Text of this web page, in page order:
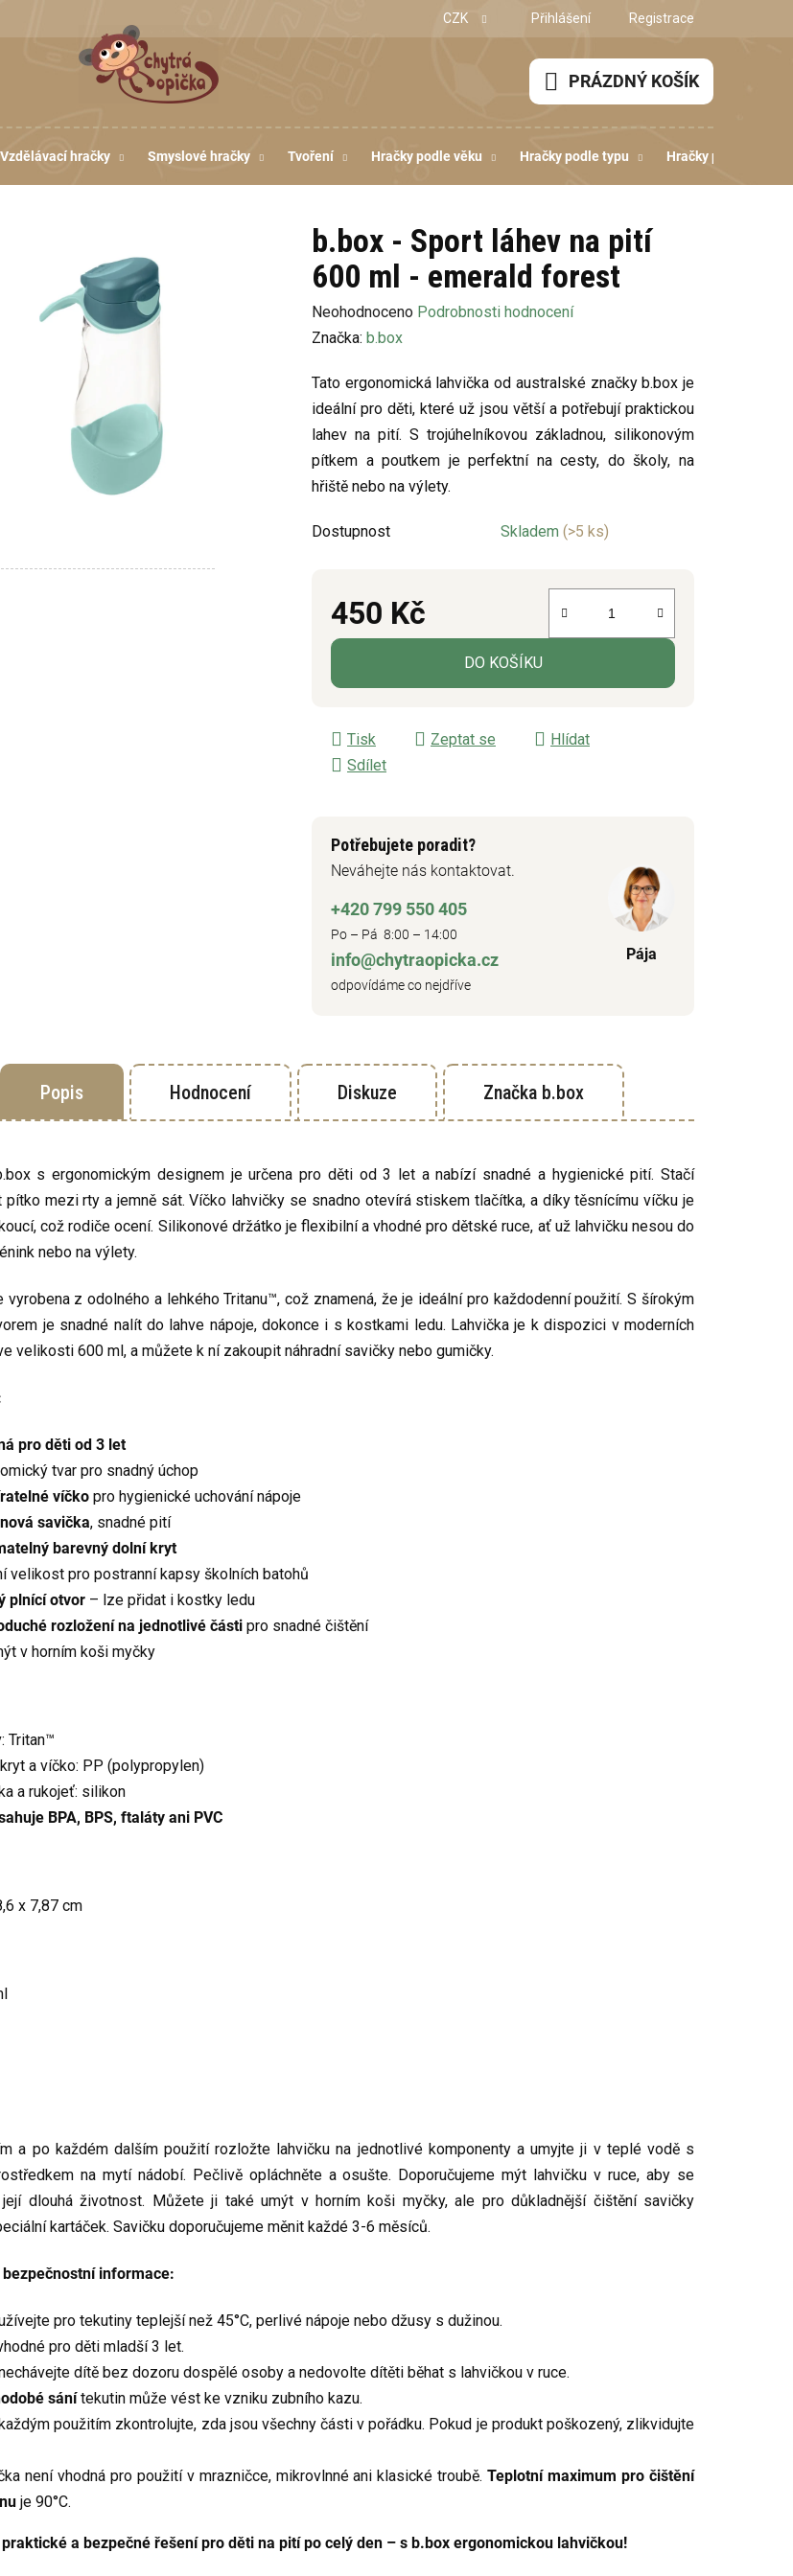
CZK Přihlášení Registrace
NÁKUPNÍ
KOŠÍK
PRÁZDNÝ KOŠÍK
Vzdělávací hračky Smyslové hračky Tvoření Hračky podle věku Hračky podle typu Hračky podle
b.box - Sport láhev na pití
600 ml - emerald forest
Průměrné
hodnocení
je
0,0
z
5
hvězdiček.
Neohodnoceno Podrobnosti hodnocení
Značka: b.box
Tato ergonomická lahvička od australské značky b.box je
ideální pro děti, které už jsou větší a potřebují praktickou
lahev na pití. S trojúhelníkovou základnou, silikonovým
pítkem a poutkem je perfektní na cesty, do školy, na
hřiště nebo na výlety.
Dostupnost Skladem (>5 ks)
450 Kč
Měrná cena:
DO KOŠÍKU
Tisk Zeptat se
Hlídat
Sdílet
Potřebujete poradit?
Neváhejte nás kontaktovat.
+420 799 550 405
Po – Pá 8:00 – 14:00
info@chytraopicka.cz
odpovídáme co nejdříve
Pája
Popis Hodnocení Diskuze Značkab.box
s ergonomickým designem je určena pro děti od 3 let a nabízí snadné a hygienické pití. Stačí
pítko mezi rty a jemně sát. Víčko lahvičky se snadno otevírá stiskem tlačítka, a díky těsnícímu víčku je
což rodiče ocení. Silikonové držátko je flexibilní a vhodné pro dětské ruce, ať už lahvičku nesou do
nebo na výlety.
vyrobena z odolného a lehkého Tritanu™, což znamená, že je ideální pro každodenní použití. S šírokým
je snadné nalít do lahve nápoje, dokonce i s kostkami ledu. Lahvička je k dispozici v moderních
velikosti 600 ml, a můžete k ní zakoupit náhradní savičky nebo gumičky.
pro děti od 3 let
tvar pro snadný úchop
víčko pro hygienické uchování nápoje
savička, snadné pití
barevný dolní kryt
velikost pro postranní kapsy školních batohů
plnící otvor – lze přidat i kostky ledu
rozložení na jednotlivé části pro snadné čištění
v horním koši myčky
Tritan™
a víčko: PP (polypropylen)
a rukojeť: silikon
BPA, BPS, ftaláty ani PVC
x 7,87 cm
a po každém dalším použití rozložte lahvičku na jednotlivé komponenty a umyjte ji v teplé vodě s
na mytí nádobí. Pečlivě opláchněte a osušte. Doporučujeme mýt lahvičku v ruce, aby se
její dlouhá životnost. Můžete ji také umýt v horním koši myčky, ale pro důkladnější čištění savičky
kartáček. Savičku doporučujeme měnit každé 3-6 měsíců.
informace:
pro tekutiny teplejší než 45°C, perlivé nápoje nebo džusy s dužinou.
pro děti mladší 3 let.
dítě bez dozoru dospělé osoby a nedovolte dítěti běhat s lahvičkou v ruce.
sánítekutin může vést ke vzniku zubního kazu.
použitím zkontrolujte, zda jsou všechny části v pořádku. Pokud je produkt poškozený, zlikvidujte
není vhodná pro použití v mrazničce, mikrovlnné ani klasické troubě.Teplotní maximum pro čištění
je 90°C.
a bezpečné řešení pro děti na pití po celý den – s b.box ergonomickou lahvičkou!